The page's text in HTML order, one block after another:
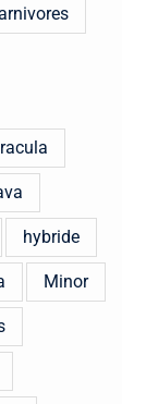
hybride
Minor